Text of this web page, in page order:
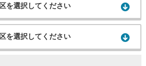
を選択してください
を選択してください